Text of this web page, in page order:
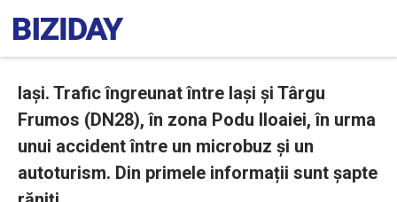
Iași. Trafic îngreunat între Iași și Târgu
Frumos (DN28), în zona Podu Iloaiei, în urma
unui accident între un microbuz și un
autoturism. Din primele informații sunt șapte